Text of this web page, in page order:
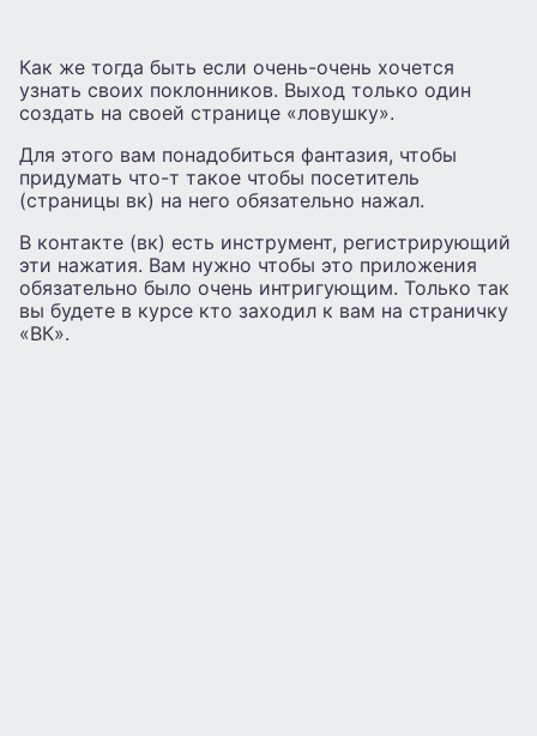
Как же тогда быть если очень-очень хочется
узнать своих поклонников. Выход только один
создать на своей странице «ловушку».
Для этого вам понадобиться фантазия, чтобы
придумать что-т такое чтобы посетитель
(страницы вк) на него обязательно нажал.
В контакте (вк) есть инструмент, регистрирующий
эти нажатия. Вам нужно чтобы это приложения
обязательно было очень интригующим. Только так
вы будете в курсе кто заходил к вам на страничку
«ВК».